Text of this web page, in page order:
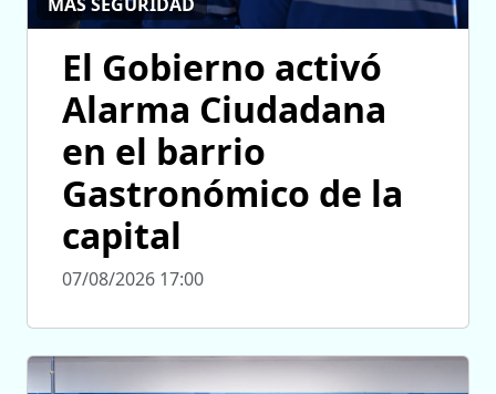
El Gobierno activó
Alarma Ciudadana
en el barrio
Gastronómico de la
capital
07/08/2026 17:00